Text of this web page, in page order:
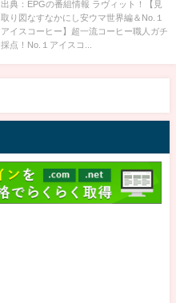
解析まとめ
出典：EPGの番組情報 ラヴィット！【見
取り図なすなかにし安ウマ世界編＆No.１
アイスコーヒー】超一流コーヒー職人ガチ
採点！No.１アイスコ...